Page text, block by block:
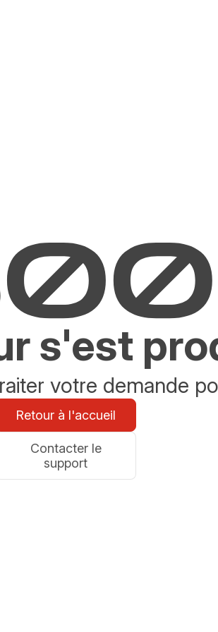
s'est
votre demande
Retour à l'accueil
Contacter le
support